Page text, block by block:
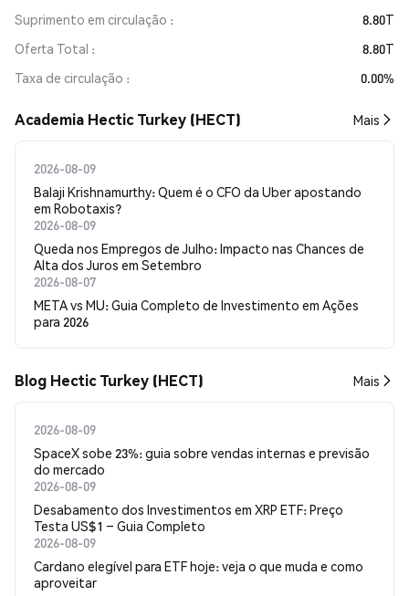
Suprimento em circulação
8.80T
Oferta Total
8.80T
Taxa de circulação
0.00%
Academia Hectic Turkey (HECT) Mais
2026-08-09
Balaji Krishnamurthy: Quem é o CFO da Uber apostando
em Robotaxis?
2026-08-09
Queda nos Empregos de Julho: Impacto nas Chances de
Alta dos Juros em Setembro
2026-08-07
META vs MU: Guia Completo de Investimento em Ações
para 2026
Blog Hectic Turkey (HECT) Mais
2026-08-09
SpaceX sobe 23%: guia sobre vendas internas e previsão
do mercado
2026-08-09
Desabamento dos Investimentos em XRP ETF: Preço
Testa US$1 – Guia Completo
2026-08-09
Cardano elegível para ETF hoje: veja o que muda e como
aproveitar